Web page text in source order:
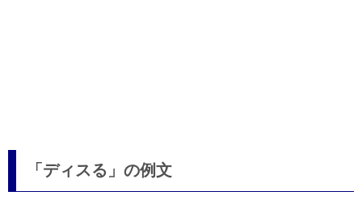
「ディスる」の例文